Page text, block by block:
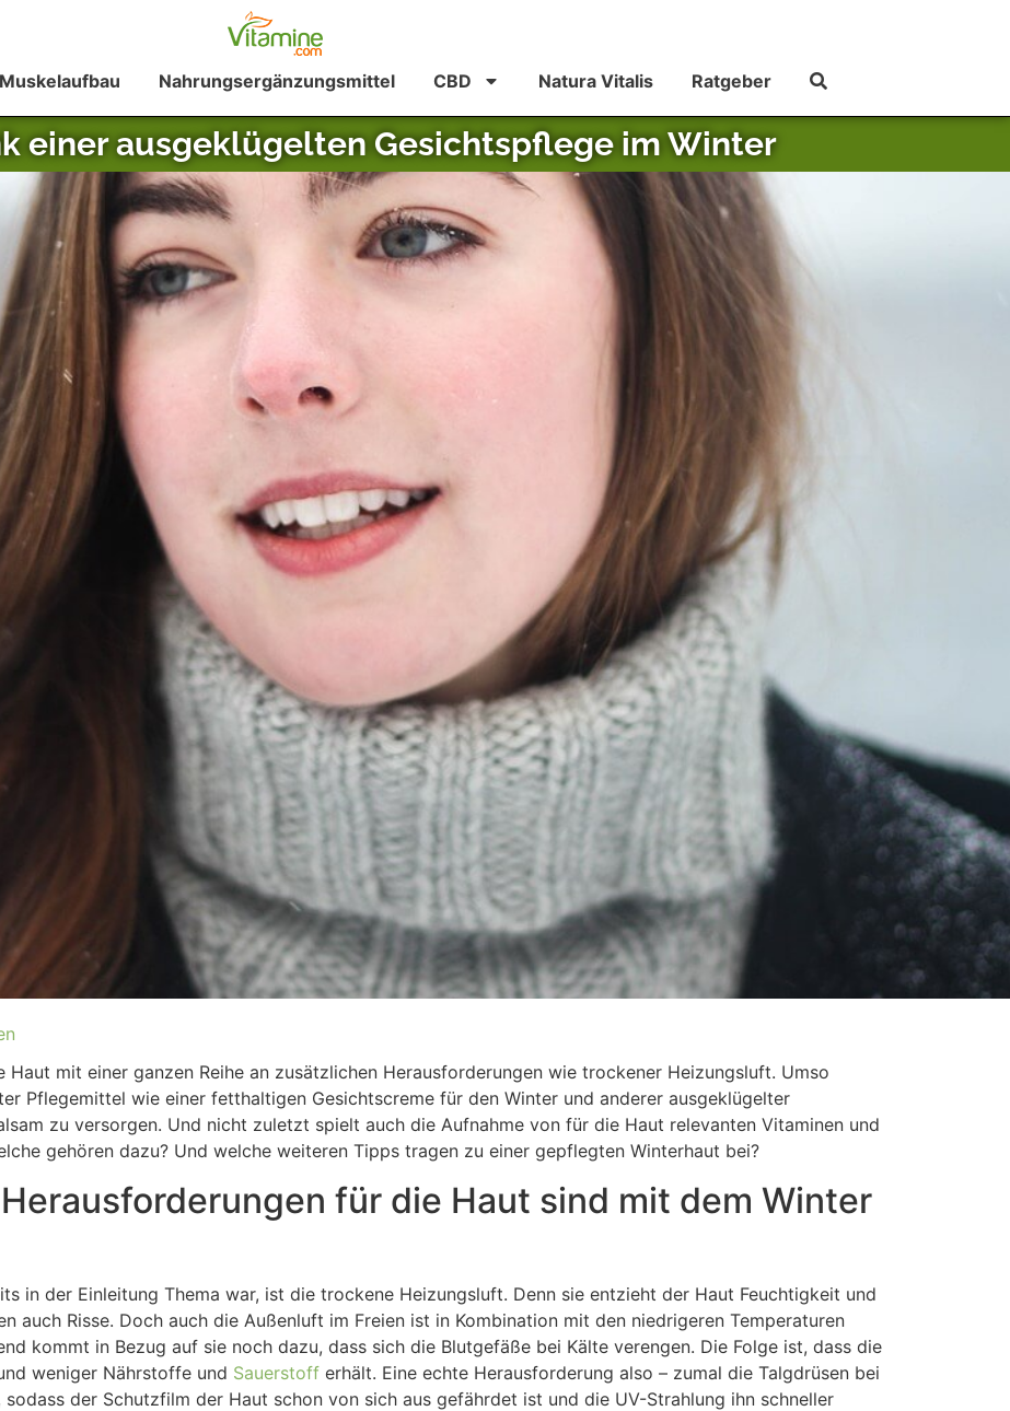
Muskelaufbau Nahrungsergänzungsmittel CBD Natura Vitalis Ratgeber
einer ausgeklügelten Gesichtspflege im Winter
mit einer ganzen Reihe an zusätzlichen Herausforderungen wie trockener Heizungsluft. Umso
Pflegemittel wie einer fetthaltigen Gesichtscreme für den Winter und anderer ausgeklügelter
zu versorgen. Und nicht zuletzt spielt auch die Aufnahme von für die Haut relevanten Vitaminen und
gehören dazu? Und welche weiteren Tipps tragen zu einer gepflegten Winterhaut bei?
für die Haut sind mit dem Winter
in der Einleitung Thema war, ist die trockene Heizungsluft. Denn sie entzieht der Haut Feuchtigkeit und
auch Risse. Doch auch die Außenluft im Freien ist in Kombination mit den niedrigeren Temperaturen
kommt in Bezug auf sie noch dazu, dass sich die Blutgefäße bei Kälte verengen. Die Folge ist, dass die
weniger Nährstoffe und Sauerstoff erhält. Eine echte Herausforderung also – zumal die Talgdrüsen bei
der Schutzfilm der Haut schon von sich aus gefährdet ist und die UV-Strahlung ihn schneller